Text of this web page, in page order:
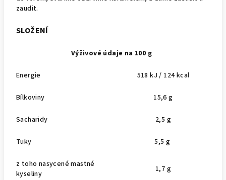
zaudit.
SLOŽENÍ
Výživové údaje na 100 g
Energie 518 kJ / 124 kcal
Bílkoviny 15,6 g
Sacharidy 2,5 g
Tuky 5,5 g
z toho nasycené mastné
kyseliny
1,7 g